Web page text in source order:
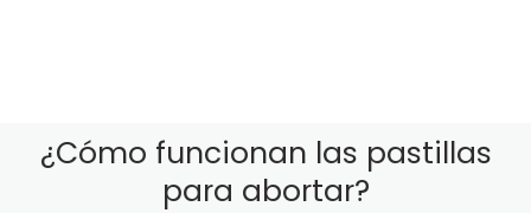
¿Cómo funcionan las pastillas
para abortar?